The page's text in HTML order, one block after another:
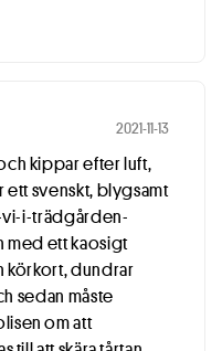
2021-11-13
kippar efter luft,
ett svenskt, blygsamt
i-trädgården-
med ett kaosigt
körkort, dundrar
sedan måste
om att